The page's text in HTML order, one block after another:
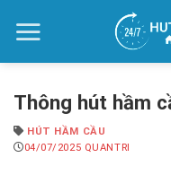
qua
Thông hút hầm
HÚT HẦM CẦU
04/07/2025 QUANTRI